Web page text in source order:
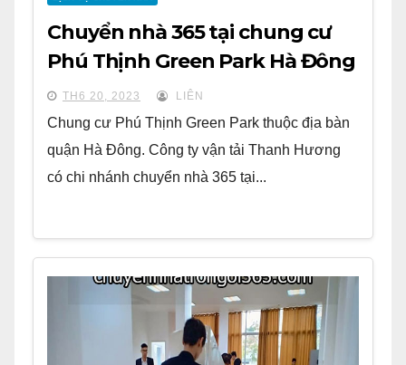
Chuyển nhà 365 tại chung cư
Phú Thịnh Green Park Hà Đông
TH6 20, 2023 LIÊN
Chung cư Phú Thịnh Green Park thuộc địa bàn
quận Hà Đông. Công ty vận tải Thanh Hương
có chi nhánh chuyển nhà 365 tại...